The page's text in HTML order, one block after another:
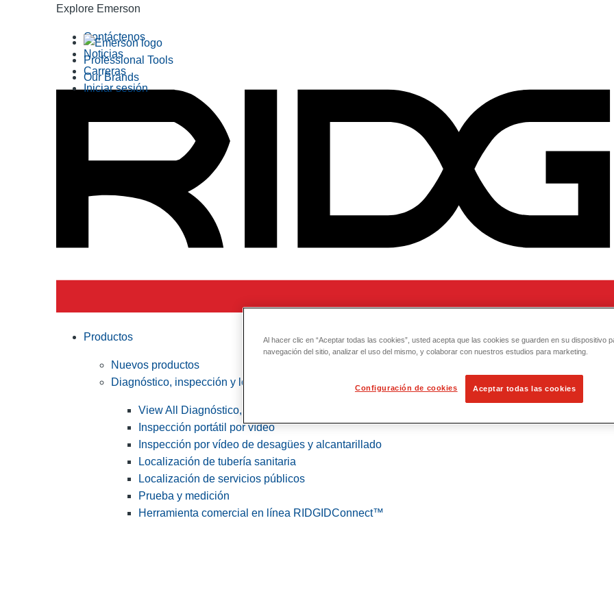
Explore Emerson
Professional Tools
Our Brands
Contáctenos
Noticias
Carreras
Iniciar sesión
Productos
Nuevos productos
Diagnóstico, inspección y localización
View All Diagnóstico, inspección y localización
Inspección portátil por vídeo
Inspección por vídeo de desagües y alcantarillado
Localización de tubería sanitaria
Localización de servicios públicos
Prueba y medición
Herramienta comercial en línea RIDGIDConnect™
Al hacer clic en “Aceptar todas las cookies”, usted acepta que las cookies se guarden en su dispositivo
navegación del sitio, analizar el uso del mismo, y colaborar con nuestros estudios para marketing.
Configuración de cookies Aceptar todas las cookies